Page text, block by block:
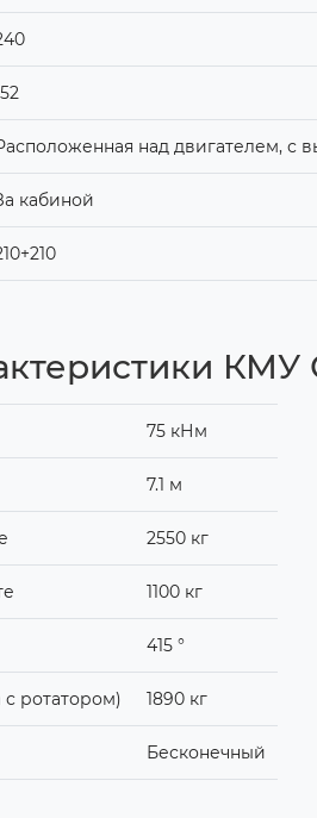
над двигателем, с
кабиной
75 кНм
7.1 м
2550 кг
1100 кг
415 °
с ротатором) 1890 кг
Бесконечный